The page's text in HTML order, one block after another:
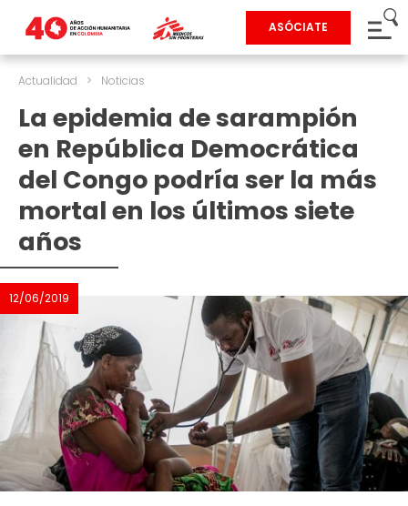
ASÓCIATE
Actualidad > Noticias
La epidemia de sarampión
en República Democrática
del Congo podría ser la más
mortal en los últimos siete
años
12/06/2019